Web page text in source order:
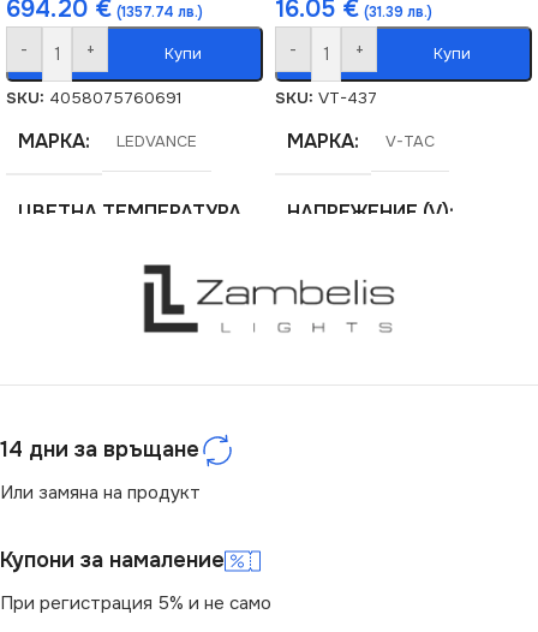
694.20 € (1357.74 лв.)
- + Купи
SKU: 4058075760691
МАРКА LEDVANCE
ЦВЕТНА ТЕМПЕРАТУРА
(LM)
26200
16.05 € (31.39 лв.)
- + Купи
SKU: VT-437
МАРКА V-TAC
НАПРЕЖЕНИЕ (V)
ЕНЕРГИЕН КЛАС
14 дни за връщане
Или замяна на продукт
Купони за намаление
При регистрация 5% и не само